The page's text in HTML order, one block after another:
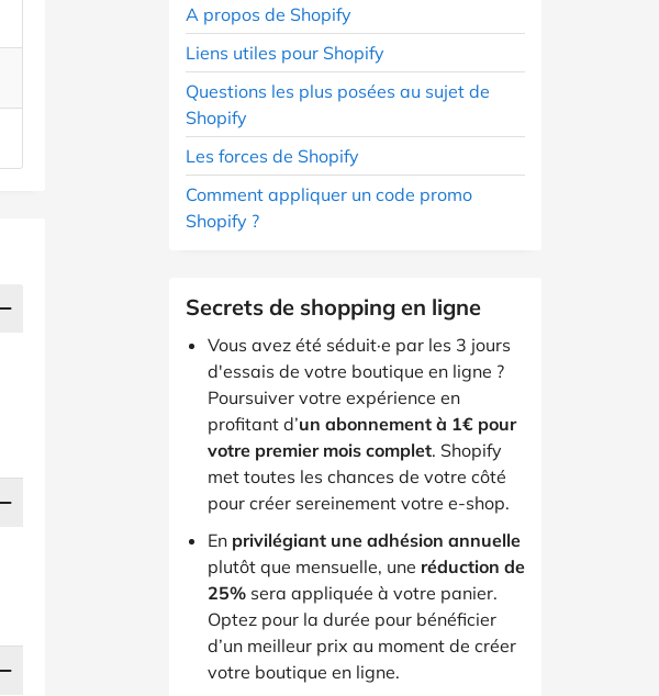
A propos de Shopify
Liens utiles pour Shopify
Questions les plus posées au sujet de
Shopify
Les forces de Shopify
Comment appliquer un code promo
Shopify ?
Secrets de shopping en ligne
Vous avez été séduit·e par les 3 jours
d'essais de votre boutique en ligne ?
Poursuiver votre expérience en
profitant d’un abonnement à 1€ pour
votre premier mois complet. Shopify
met toutes les chances de votre côté
pour créer sereinement votre e-shop.
En privilégiant une adhésion annuelle
plutôt que mensuelle, une réduction de
25% sera appliquée à votre panier.
Optez pour la durée pour bénéficier
d’un meilleur prix au moment de créer
votre boutique en ligne.